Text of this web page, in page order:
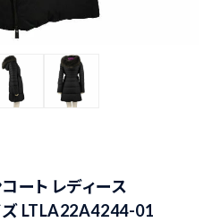
ート レディース
ズ LTLA22A4244-01